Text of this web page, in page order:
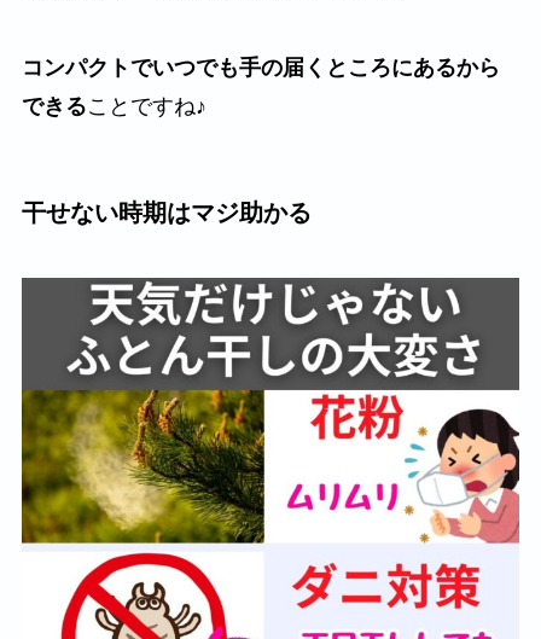
コンパクトでいつでも手の届くところにあるから
できることですね♪
干せない時期はマジ助かる